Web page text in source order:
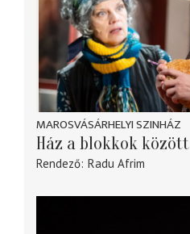
MAROSVÁSÁRHELYI SZINHÁZ
Ház a blokkok között
Rendező Radu Afrim